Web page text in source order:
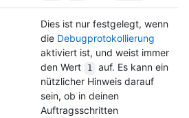
Dies ist nur festgelegt, wenn
die Debugprotokollierung
aktiviert ist, und weist immer
den Wert
1
auf. Es kann ein
nützlicher Hinweis darauf
sein, ob in deinen
Auftragsschritten